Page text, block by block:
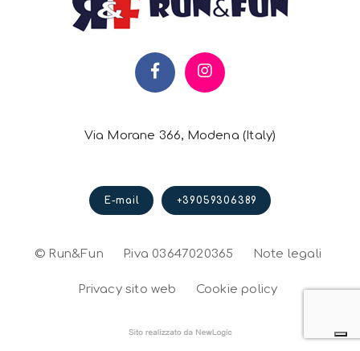
Via Morane 366, Modena (Italy)
E-mail +39059306389
© Run&Fun P.iva 03647020365 Note legali
Privacy sito web Cookie policy